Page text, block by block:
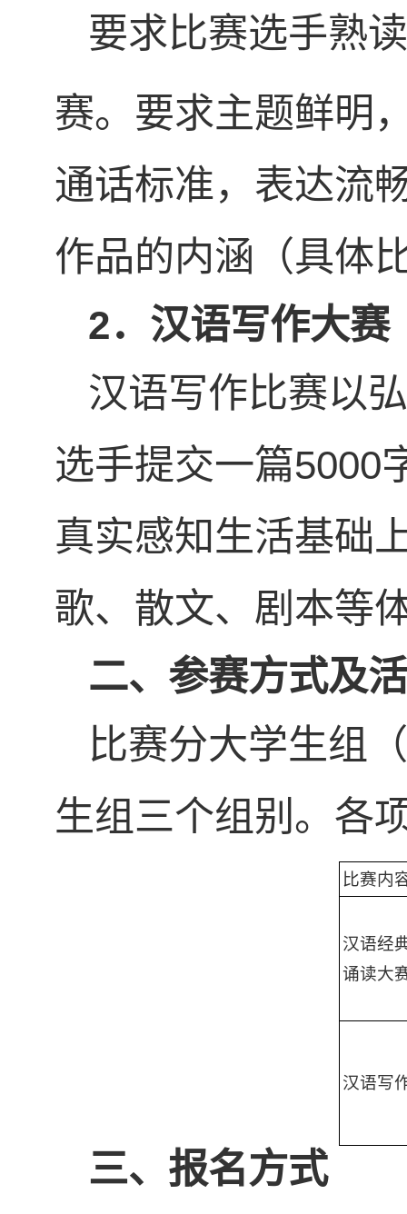
要求比赛选手熟
赛。要求主题鲜明
通话标准，表达流
作品的内涵（具体
2．汉语写作大赛
汉语写作比赛以
选手提交一篇5000
真实感知生活基础
歌、散文、剧本等
二、 参赛方式及
比赛分大学生组
生组三个组别。各
比赛内
汉语经
诵读大
汉语写
三、 报名方式